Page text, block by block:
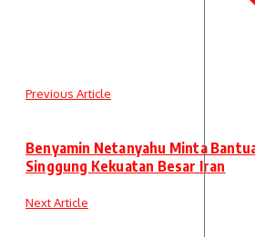
Previous Article
Benyamin Netanyahu Minta
Singgung Kekuatan Besar Iran
Next Article